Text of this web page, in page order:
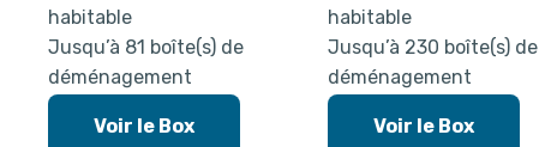
habitable
Jusqu’à 81 boîte(s) de
déménagement
Voir le Box
habitable
Jusqu’à 230 boîte(s) de
déménagement
Voir le Box